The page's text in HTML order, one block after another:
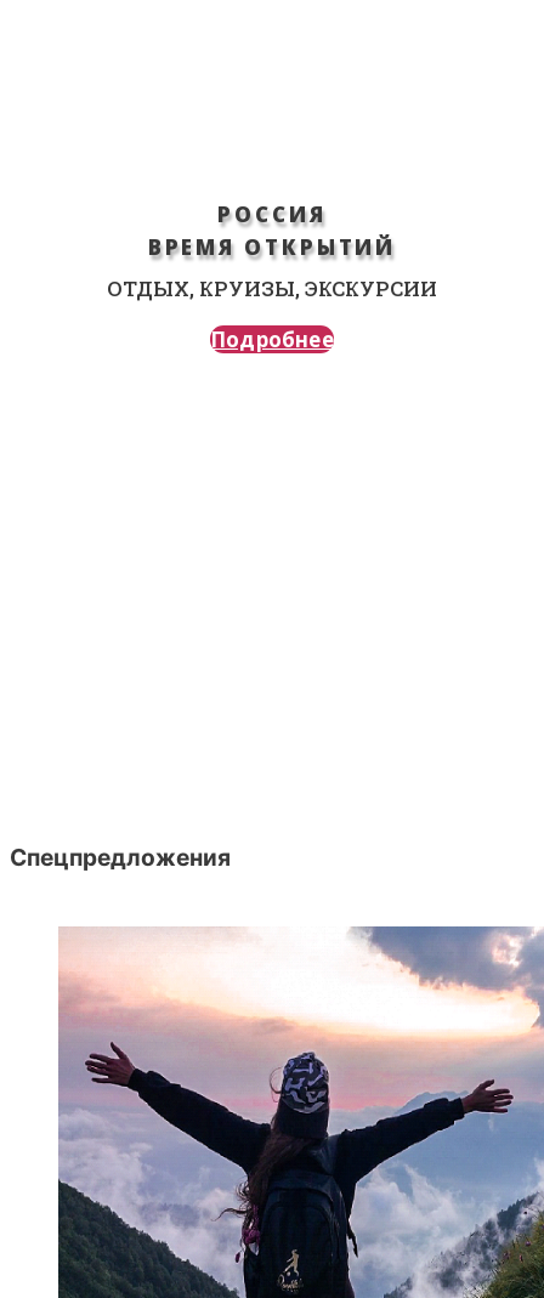
РОССИЯ
ВРЕМЯ ОТКРЫТИЙ
ОТДЫХ, КРУИЗЫ, ЭКСКУРСИИ
Подробнее
Спецпредложения